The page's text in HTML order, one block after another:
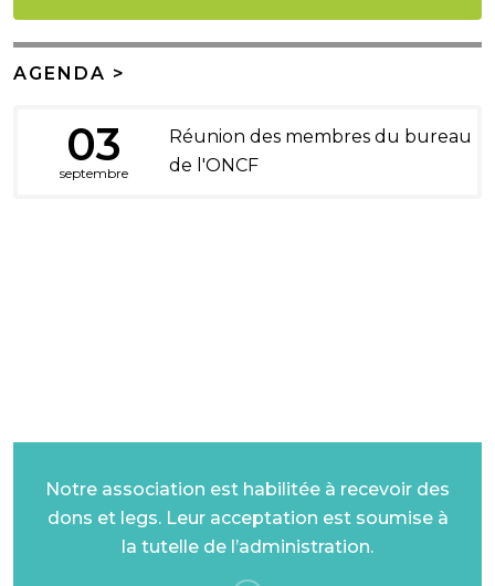
AGENDA >
03
septembre
Réunion des membres du bureau
de l'ONCF
Notre association est habilitée à recevoir des
dons et legs. Leur acceptation est soumise à
la tutelle de l’administration.